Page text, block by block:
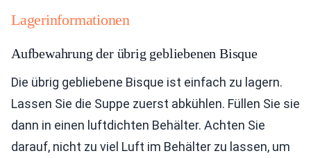
Lagerinformationen
Aufbewahrung der übrig gebliebenen Bisque
Die übrig gebliebene Bisque ist einfach zu lagern.
Lassen Sie die Suppe zuerst abkühlen. Füllen Sie sie
dann in einen luftdichten Behälter. Achten Sie
darauf, nicht zu viel Luft im Behälter zu lassen, um